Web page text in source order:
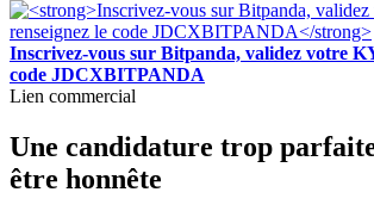
Inscrivez-vous sur Bitpanda, validez votre
code JDCXBITPANDA
Lien commercial
Une candidature trop
être honnête